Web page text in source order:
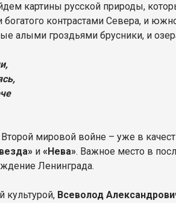
картины русской природы,
контрастами Севера, и
алыми гроздьями брусники, и
мировой войне – уже в
и«Нева». Важное место в
Ленинграда.
культурой, Всеволод